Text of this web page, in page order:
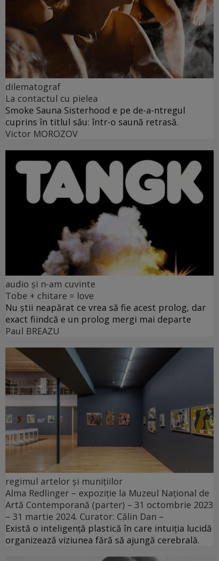
dilematograf
La contactul cu pielea
Smoke Sauna Sisterhood e pe de-a-ntregul
cuprins în titlul său: într-o saună retrasă.
Victor MOROZOV
audio și n-am cuvinte
Tobe + chitare = love
Nu știi neapărat ce vrea să fie acest prolog, dar
exact fiindcă e un prolog mergi mai departe
Paul BREAZU
regimul artelor și munițiilor
Alma Redlinger – expoziție la Muzeul Național de
Artă Contemporană (parter) – 31 octombrie 2023
– 31 martie 2024. Curator: Călin Dan –
Există o inteligență plastică în care intuiția lucidă
organizează viziunea fără să ajungă cerebrală.